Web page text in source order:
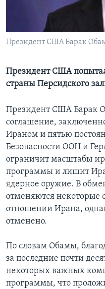
Learning English
СОЦИАЛЬНЫЕ СЕТИ
Президент США Барак
Президент США
страны Персидского
Президент США Барак
соглашение,
Ираном и пятью
Безопасности ООН и
ограничит масштабы
программы и лишит
ядерное оружие. В
отменяются некоторые
отношении Ирана,
отменено.
По словам Обамы,
за последние почти
некоторых важных
программы, что